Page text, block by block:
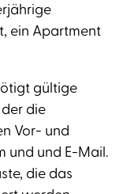
ein Apartment
gültige
die
Vor- und
und und E-Mail.
die das